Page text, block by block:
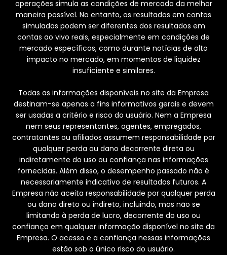
operações simula as condições de mercado da melhor
maneira possível. No entanto, os resultados em contas
simuladas podem ser diferentes dos resultados em
contas ao vivo reais, especialmente em condições de
mercado específicas, como durante notícias de alto
impacto no mercado, em momentos de liquidez
insuficiente e similares.
Todas as informações disponíveis no site da Empresa
destinam-se apenas a fins informativos gerais e devem
ser usadas a critério e risco do usuário. Nem a Empresa
nem seus representantes, agentes, empregados,
contratantes ou afiliados assumem responsabilidade por
qualquer perda ou dano decorrente direta ou
indiretamente do uso ou confiança nas informações
fornecidas. Além disso, o desempenho passado não é
necessariamente indicativo de resultados futuros. A
Empresa não aceita responsabilidade por qualquer perda
ou dano direto ou indireto, incluindo, mas não se
limitando à perda de lucro, decorrente do uso ou
confiança em qualquer informação disponível no site da
Empresa. O acesso e a confiança nessas informações
estão sob o único risco do usuário.